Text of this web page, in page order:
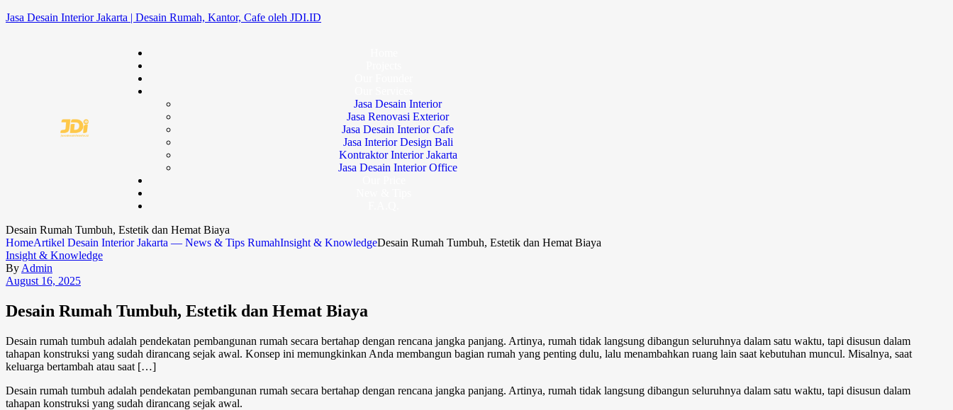
Jasa Desain Interior Jakarta | Desain Rumah, Kantor, Cafe oleh JDI.ID
Jasa Desain Interior
Jasa Renovasi Exterior
Jasa Desain Interior Cafe
Jasa Interior Design Bali
Kontraktor Interior Jakarta
Jasa Desain Interior Office
Desain Rumah Tumbuh, Estetik dan Hemat Biaya
HomeArtikel Desain Interior Jakarta — News & Tips RumahInsight & KnowledgeDesain Rumah Tumbuh, Estetik dan Hemat Biaya
Insight & Knowledge
By Admin
August 16, 2025
Desain Rumah Tumbuh, Estetik dan Hemat Biaya
Desain rumah tumbuh adalah pendekatan pembangunan rumah secara bertahap dengan rencana jangka panjang. Artinya, rumah tidak langsung dibangun seluruhnya dalam satu waktu, tapi disusun dalam
tahapan konstruksi yang sudah dirancang sejak awal. Konsep ini memungkinkan Anda membangun bagian rumah yang penting dulu, lalu menambahkan ruang lain saat kebutuhan muncul. Misalnya, saat
keluarga bertambah atau saat […]
Desain rumah tumbuh adalah pendekatan pembangunan rumah secara bertahap dengan rencana jangka panjang. Artinya, rumah tidak langsung dibangun seluruhnya dalam satu waktu, tapi disusun dalam
tahapan konstruksi yang sudah dirancang sejak awal.